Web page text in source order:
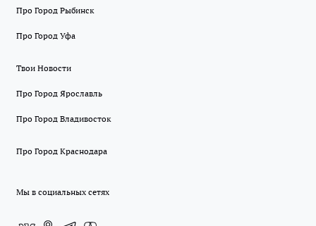
Про Город Рыбинск
Про Город Уфа
Твои Новости
Про Город Ярославль
Про Город Владивосток
Про Город Краснодара
Мы в социальных сетях